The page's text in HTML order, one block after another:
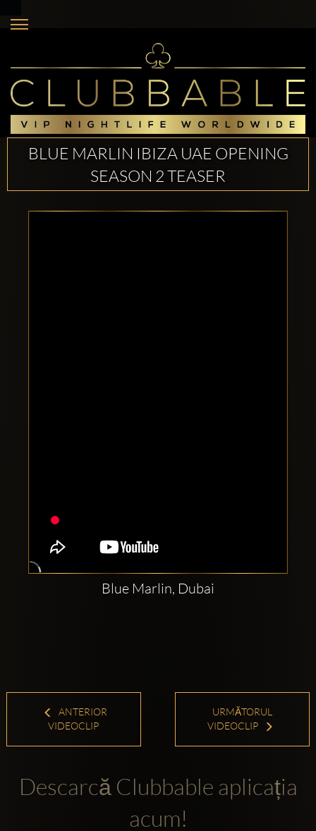
BLUE MARLIN IBIZA UAE OPENING
SEASON 2 TEASER
Blue Marlin, Dubai
ANTERIOR
VIDEOCLIP
URMĂTORUL
VIDEOCLIP
Descarcă Clubbable aplicația
acum!